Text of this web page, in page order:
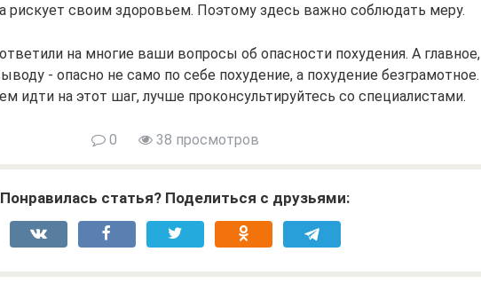
рискует своим здоровьем. Поэтому здесь важно соблюдать меру.
на многие ваши вопросы об опасности похудения. А главное,
- опасно не само по себе похудение, а похудение безграмотное.
идти на этот шаг, лучше проконсультируйтесь со специалистами.
0 38 просмотров
Понравилась статья? Поделиться с друзьями: